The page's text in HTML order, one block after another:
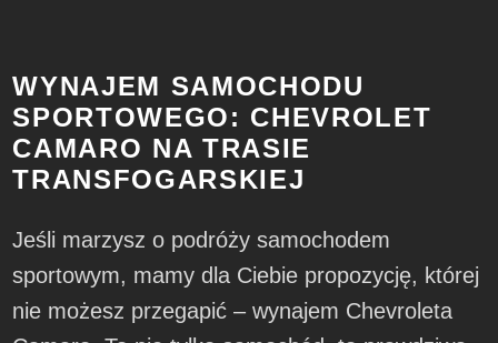
WYNAJEM SAMOCHODU
SPORTOWEGO: CHEVROLET
CAMARO NA TRASIE
TRANSFOGARSKIEJ
Jeśli marzysz o podróży samochodem
sportowym, mamy dla Ciebie propozycję, której
nie możesz przegapić – wynajem Chevroleta